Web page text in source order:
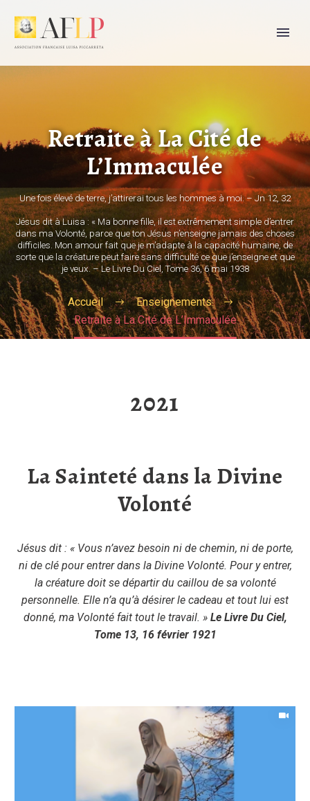
Retraite à La Cité de
L’Immaculée
Une fois élevé de terre, j’attirerai tous les hommes à moi. – Jn 12, 32
Jésus dit à Luisa : « Ma bonne fille, il est extrêmement simple d’entrer
dans ma Volonté, parce que ton Jésus n’enseigne jamais des choses
difficiles. Mon amour fait que je m’adapte à la capacité humaine, de
sorte que la créature peut faire sans difficulté ce que j’enseigne et que
je veux. – Le Livre Du Ciel, Tome 36, 6 mai 1938
Accueil
Enseignements
Retraite à La Cité de L’Immaculée
2021
La Sainteté dans la Divine
Volonté
Jésus dit : « Vous n’avez besoin ni de chemin, ni de porte,
ni de clé pour entrer dans la Divine Volonté. Pour y entrer,
la créature doit se départir du caillou de sa volonté
personnelle. Elle n’a qu’à désirer le cadeau et tout lui est
donné, ma Volonté fait tout le travail. » Le Livre Du Ciel,
Tome 13, 16 février 1921